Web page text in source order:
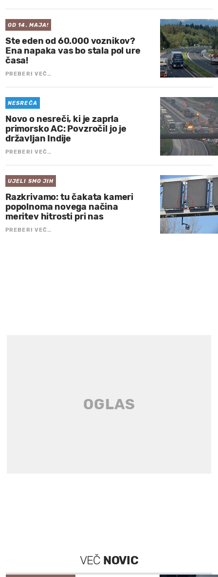
OD 14. MAJA!
Ste eden od 60.000 voznikov?
Ena napaka vas bo stala pol ure
časa!
PREBERI VEČ…
NESREČA
Novo o nesreči, ki je zaprla
primorsko AC: Povzročil jo je
državljan Indije
PREBERI VEČ…
UJELI SMO JIH
Razkrivamo: tu čakata kameri
popolnoma novega načina
meritev hitrosti pri nas
PREBERI VEČ…
VEČ NOVIC